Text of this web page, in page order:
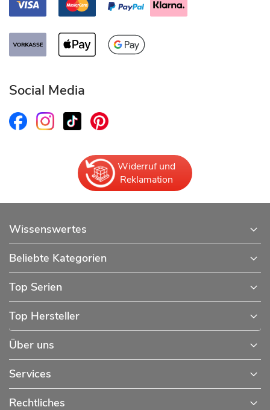
Social Media
Widerruf und
Reklamation
Wissenswertes
Beliebte Kategorien
Top Serien
Top Hersteller
Über uns
Services
Rechtliches